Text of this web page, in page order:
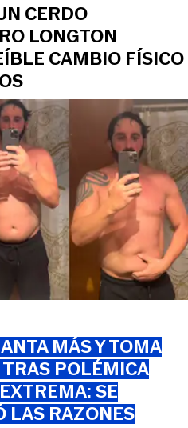
CERDO
LONGTON
CAMBIO FÍSICO
MÁS Y TOMA
POLÉMICA
SE
LAS RAZONES